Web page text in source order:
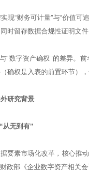
现“财务可计量”与“价值
时留存数据合规性证明文
“数字资产确权”的差异。
确权是入表的前置环节）
研究背景
从无到有”
要素市场化改革，核心推
政部《企业数字资产相关